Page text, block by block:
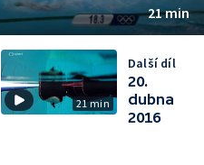
21 min
21 min
Další díl
20.
dubna
2016